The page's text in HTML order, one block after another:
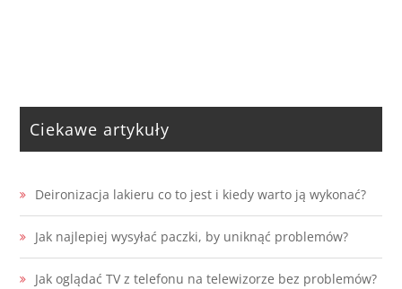
Ciekawe artykuły
Deironizacja lakieru co to jest i kiedy warto ją wykonać?
Jak najlepiej wysyłać paczki, by uniknąć problemów?
Jak oglądać TV z telefonu na telewizorze bez problemów?